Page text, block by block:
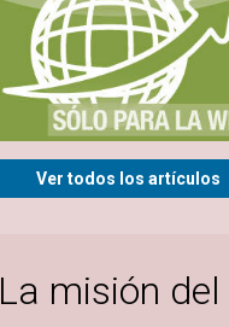
Ver todos los artículos
La misión del